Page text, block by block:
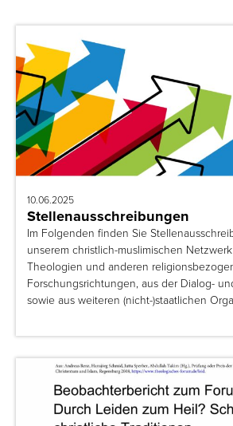
10.06.2025
Stellenausschreibungen
Im Folgenden finden Sie
unserem christlich-muslimischen
Theologien und anderen
Forschungsrichtungen, aus der Dialog-
sowie aus weiteren (nicht-)staatlichen